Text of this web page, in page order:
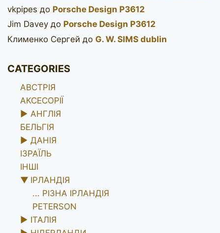
vkpipes до Porsche Design P3612
Jim Davey до Porsche Design P3612
Клименко Сергей до G. W. SIMS dublin
CATEGORIES
АВСТРІЯ
АКСЕСОРІЇ
► АНГЛІЯ
БЕЛЬГІЯ
► ДАНІЯ
ІЗРАЇЛЬ
ІНШІ
▼ ІРЛАНДІЯ
... РІЗНА ІРЛАНДІЯ
PETERSON
► ІТАЛІЯ